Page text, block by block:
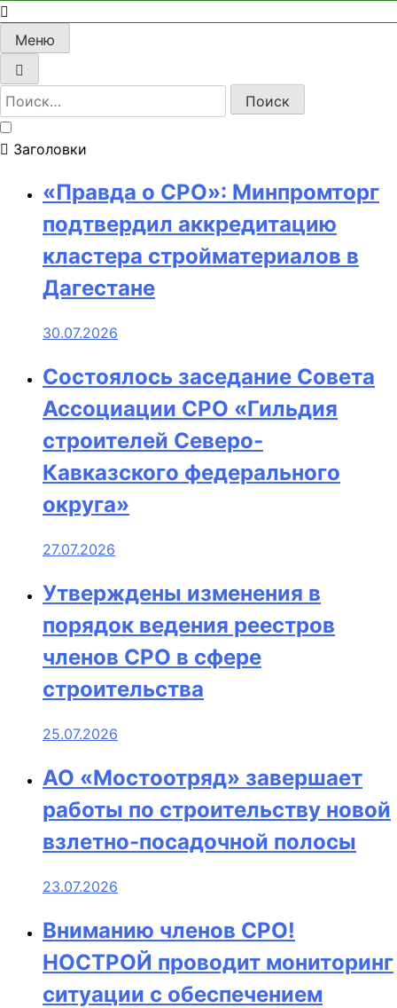
Меню
Найти:
Заголовки
«Правда о СРО»: Минпромторг
подтвердил аккредитацию
кластера стройматериалов в
Дагестане
30.07.2026
Состоялось заседание Совета
Ассоциации СРО «Гильдия
строителей Северо-
Кавказского федерального
округа»
27.07.2026
Утверждены изменения в
порядок ведения реестров
членов СРО в сфере
строительства
25.07.2026
АО «Мостоотряд» завершает
работы по строительству новой
взлетно-посадочной полосы
23.07.2026
Вниманию членов СРО!
НОСТРОЙ проводит мониторинг
ситуации с обеспечением